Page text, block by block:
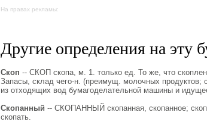
На правах рекламы:
Другие определения на эту
Скоп -- СКОП скопа, м. 1. только ед. То же, что
Запасы, склад чего-н. (преимущ. молочных
из отходящих вод бумагоделательной машины и
Скопанный -- СКОПАННЫЙ скопанная, скопанное;
скопать.